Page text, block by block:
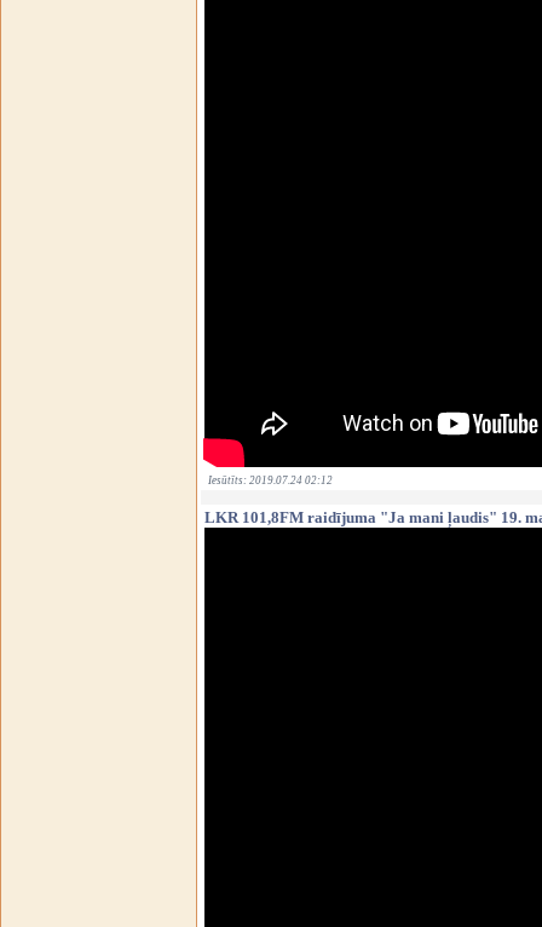
Iesūtīts: 2019.07.24 02:12
LKR 101,8FM raidījuma "Ja mani ļaudis" 19.